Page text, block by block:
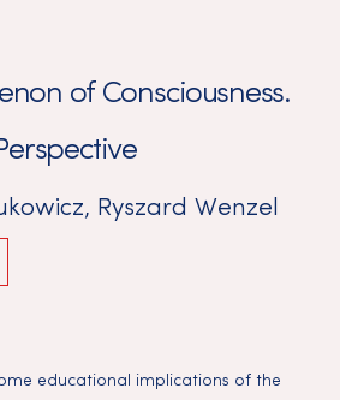
of Consciousness.
, Ryszard Wenzel
educational implications of the